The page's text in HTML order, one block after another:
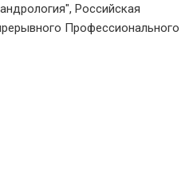
Российская
Профессионального